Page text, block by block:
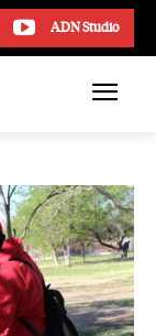
ADN Studio